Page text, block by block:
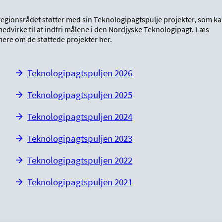
støtter med sin Teknologipagtspulje projekter, som
til at indfri målene i den Nordjyske Teknologipagt. Læs
om de støttede projekter her.
Teknologipagtspuljen 2026
Teknologipagtspuljen 2025
Teknologipagtspuljen 2024
Teknologipagtspuljen 2023
Teknologipagtspuljen 2022
Teknologipagtspuljen 2021